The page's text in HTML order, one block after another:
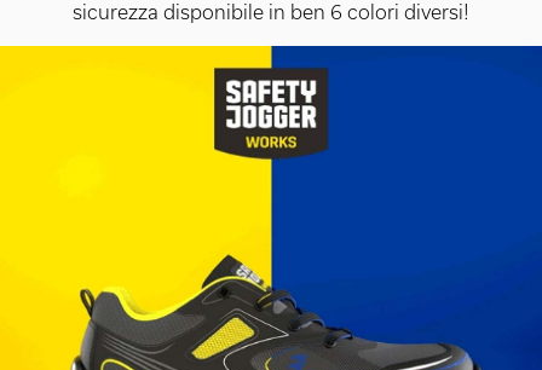
sicurezza disponibile in ben 6 colori diversi!